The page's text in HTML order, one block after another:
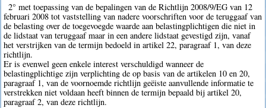
2° met toepassing van de bepalingen van de Richtlijn 2008/9/EG van 12
februari 2008 tot vaststelling van nadere voorschriften voor de teruggaaf van
de belasting over de toegevoegde waarde aan belastingplichtigen die niet in
de lidstaat van teruggaaf maar in een andere lidstaat gevestigd zijn, vanaf
het verstrijken van de termijn bedoeld in artikel 22, paragraaf 1, van deze
richtlijn.
Er is evenwel geen enkele interest verschuldigd wanneer de
belastingplichtige zijn verplichting de op basis van de artikelen 10 en 20,
paragraaf 1, van de voornoemde richtlijn geëiste aanvullende informatie te
verstrekken niet voldaan heeft binnen de termijn bepaald bij artikel 20,
paragraaf 2, van deze richtlijn.